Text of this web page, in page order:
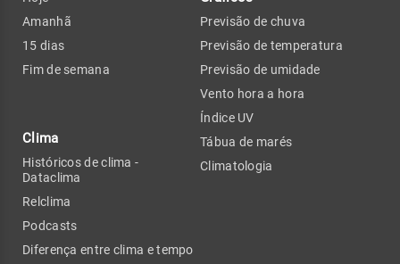
Amanhã
15 dias
Fim de semana
Clima
Históricos de clima -
Dataclima
Relclima
Podcasts
Diferença entre clima e tempo
Previsão de chuva
Previsão de temperatura
Previsão de umidade
Vento hora a hora
Índice UV
Tábua de marés
Climatologia